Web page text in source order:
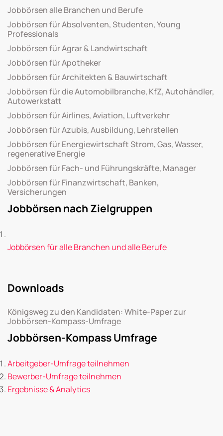
Jobbörsen alle Branchen und Berufe
Jobbörsen für Absolventen, Studenten, Young
Professionals
Jobbörsen für Agrar & Landwirtschaft
Jobbörsen für Apotheker
Jobbörsen für Architekten & Bauwirtschaft
Jobbörsen für die Automobilbranche, KfZ, Autohändler,
Autowerkstatt
Jobbörsen für Airlines, Aviation, Luftverkehr
Jobbörsen für Azubis, Ausbildung, Lehrstellen
Jobbörsen für Energiewirtschaft Strom, Gas, Wasser,
regenerative Energie
Jobbörsen für Fach- und Führungskräfte, Manager
Jobbörsen für Finanzwirtschaft, Banken,
Versicherungen
Jobbörsen nach Zielgruppen
Jobbörsen für alle Branchen und alle Berufe
Downloads
Königsweg zu den Kandidaten: White-Paper zur
Jobbörsen-Kompass-Umfrage
Jobbörsen-Kompass Umfrage
Arbeitgeber-Umfrage teilnehmen
Bewerber-Umfrage teilnehmen
Ergebnisse & Analytics